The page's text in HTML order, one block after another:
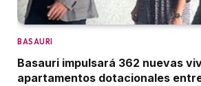
BASAURI
Basauri impulsará 362 nuevas
apartamentos dotacionales